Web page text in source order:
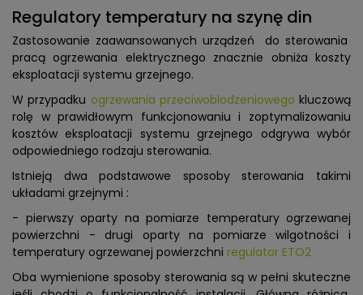
Regulatory temperatury na szynę din
Zastosowanie zaawansowanych urządzeń do sterowania
pracą ogrzewania elektrycznego znacznie obniża koszty
eksploatacji systemu grzejnego.
W przypadku ogrzewania przeciwoblodzeniowego kluczową
rolę w prawidłowym funkcjonowaniu i zoptymalizowaniu
kosztów eksploatacji systemu grzejnego odgrywa wybór
odpowiedniego rodzaju sterowania.
Istnieją dwa podstawowe sposoby sterowania takimi
układami grzejnymi :
- pierwszy oparty na pomiarze temperatury ogrzewanej
powierzchni - drugi oparty na pomiarze wilgotności i
temperatury ogrzewanej powierzchni regulator ETO2
Oba wymienione sposoby sterowania są w pełni skuteczne